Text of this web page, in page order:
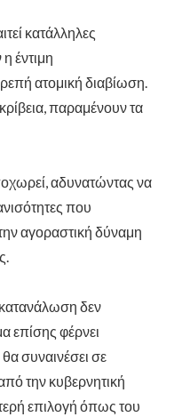
κατάλληλες
έντιμη
ατομική διαβίωση.
παραμένουν τα
αδυνατώντας να
που
αγοραστική δύναμη
κατανάλωση δεν
επίσης φέρνει
συναινέσει σε
την κυβερνητική
επιλογή όπως του